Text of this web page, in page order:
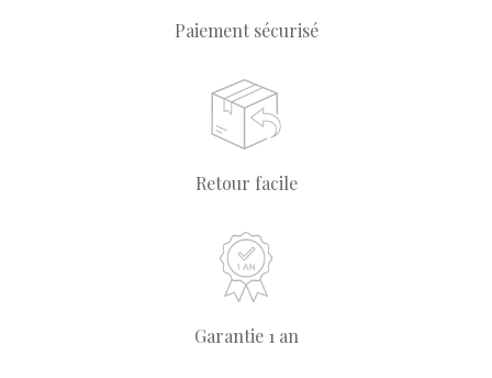
Paiement sécurisé
Retour facile
Garantie 1 an